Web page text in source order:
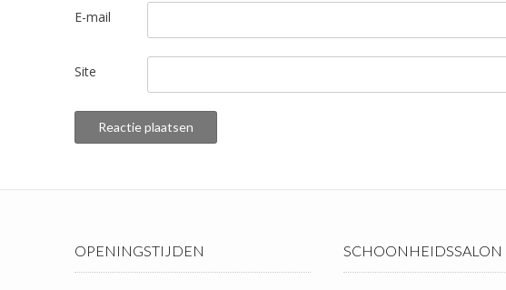
E-mail
Site
OPENINGSTIJDEN SCHOONHEIDSSALON